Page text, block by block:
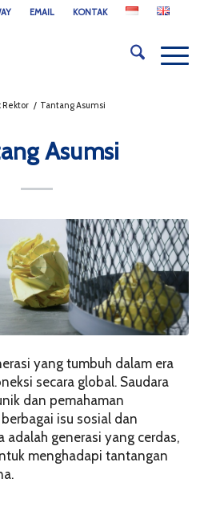
EMAIL KONTAK
Rektor / Tantang Asumsi
Asumsi
yang tumbuh dalam era
secara global. Saudara
dan pemahaman
isu sosial dan
adalah generasi yang cerdas,
menghadapi tantangan